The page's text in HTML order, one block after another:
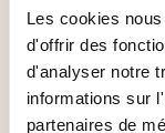
Les cookies
d'offrir des
d'analyser notre
informations sur
partenaires de
Peut se
poser à une
concernant